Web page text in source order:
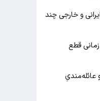
و خارجی چند
قطع
عائله‌مندیِ